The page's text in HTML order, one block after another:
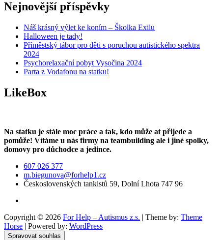
Nejnovější příspěvky
Náš krásný výlet ke koním – Školka Exilu
Halloween je tady!
Příměstský tábor pro děti s poruchou autistického spektra
2024
Psychorelaxační pobyt Vysočina 2024
Parta z Vodafonu na statku!
LikeBox
Na statku je stále moc práce a tak, kdo může at přijede a
pomůže! Vítáme u nás firmy na teambuilding ale i jiné spolky,
domovy pro důchodce a jedince.
607 026 377
m.biegunova@forhelp1.cz
Československých tankistů 59, Dolní Lhota 747 96
Copyright © 2026 For Help – Autismus z.s. | Theme by: Theme
Horse | Powered by: WordPress
Spravovat souhlas